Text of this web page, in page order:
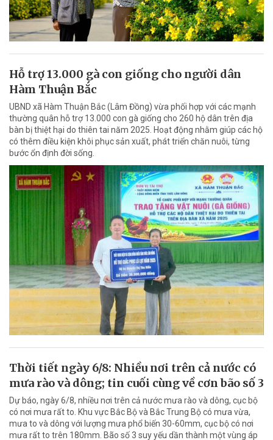
Hỗ trợ 13.000 gà con giống cho người dân
Hàm Thuận Bắc
UBND xã Hàm Thuận Bắc (Lâm Đồng) vừa phối hợp với các mạnh
thường quân hỗ trợ 13.000 con gà giống cho 260 hộ dân trên địa
bàn bị thiệt hại do thiên tai năm 2025. Hoạt động nhằm giúp các hộ
có thêm điều kiện khôi phục sản xuất, phát triển chăn nuôi, từng
bước ổn định đời sống.
Thời tiết ngày 6/8: Nhiều nơi trên cả nước có
mưa rào và dông; tin cuối cùng về cơn bão số 3
Dự báo, ngày 6/8, nhiều nơi trên cả nước mưa rào và dông, cục bộ
có nơi mưa rất to. Khu vực Bắc Bộ và Bắc Trung Bộ có mưa vừa,
mưa to và dông với lượng mưa phổ biến 30-60mm, cục bộ có nơi
mưa rất to trên 180mm. Bão số 3 suy yếu dần thành một vùng áp